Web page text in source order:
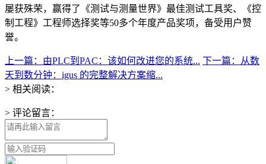
屡获殊荣，赢得了《测试与测量世界》最佳测试工具奖、《控
制工程》工程师选择奖等50多个年度产品奖项，备受用户赞
誉。
上一篇：由PLC到PAC：该如何改进您的系统... 下一篇：从数
天到数分钟：igus 的完整解决方案缩...
> 相关阅读：
> 评论留言：